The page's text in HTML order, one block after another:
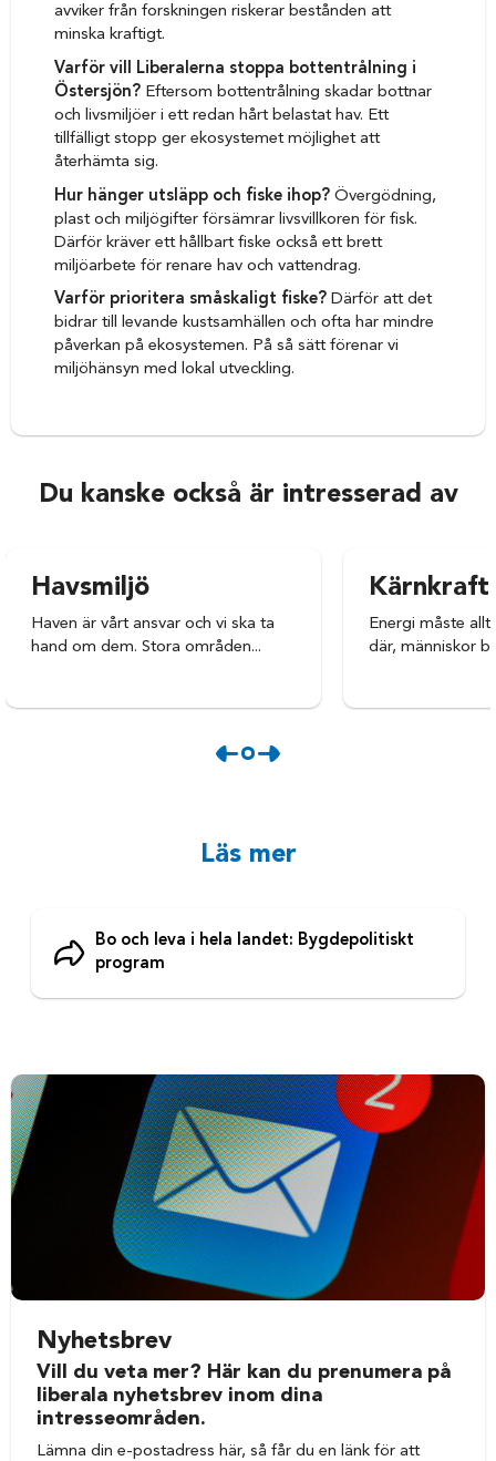
avviker från forskningen riskerar bestånden att
minska kraftigt.
Varför vill Liberalerna stoppa bottentrålning i
Östersjön? Eftersom bottentrålning skadar bottnar
och livsmiljöer i ett redan hårt belastat hav. Ett
tillfälligt stopp ger ekosystemet möjlighet att
återhämta sig.
Hur hänger utsläpp och fiske ihop? Övergödning,
plast och miljögifter försämrar livsvillkoren för fisk.
Därför kräver ett hållbart fiske också ett brett
miljöarbete för renare hav och vattendrag.
Varför prioritera småskaligt fiske? Därför att det
bidrar till levande kustsamhällen och ofta har mindre
påverkan på ekosystemen. På så sätt förenar vi
miljöhänsyn med lokal utveckling.
Du kanske också är intresserad av
Havsmiljö
Haven är vårt ansvar och vi ska ta
hand om dem. Stora områden...
Kärnkraft
Energi måste
där, människor
Läs mer
Bo och leva i hela landet: Bygdepolitiskt
program
Nyhetsbrev
Vill du veta mer? Här kan du prenumera på
liberala nyhetsbrev inom dina
intresseområden.
Lämna din e-postadress här, så får du en länk för att